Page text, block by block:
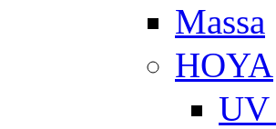
Massa
HOYA
UV